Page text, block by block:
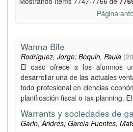
Página
Wanna Bife
Rodríguez, Jorge; Boquin, Paula (
El caso ofrece a los alumnos
desarrollar una de las actuales
todo profesional en ciencias
planificación fiscal o tax planning.
Warrants y sociedades de
Garin, Andrés; García Fuentes,